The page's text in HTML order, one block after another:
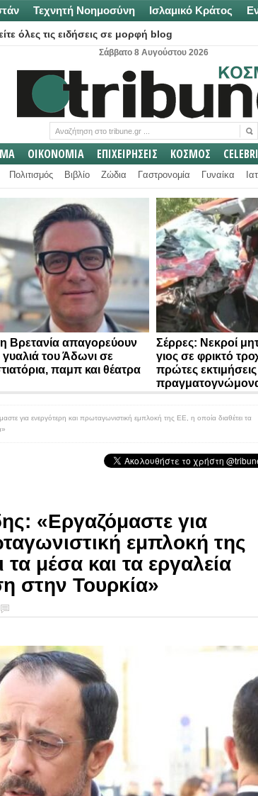
Τεχνητή Νοημοσύνη Ισλαμικό Κράτος
όλες τις ειδήσεις σε μορφή blog
Σάββατο 8 Αυγούστου 2026
ΟΙΚΟΝΟΜΙΑ ΕΠΙΧΕΙΡΗΣΕΙΣ ΚΟΣΜΟΣ
Πολιτισμός Βιβλίο Ζώδια Γαστρονομία Γυναίκα
Βρετανία απαγορεύουν
γυαλιά του Άδωνι σε
παμπ και θέατρα
Σέρρες: Νεκροί
γιος σε φρικτό
πρώτες εκτιμήσεις
για ενεργότερη και πρωταγωνιστική εμπλοκή της ΕΕ, η οποία διαθέτει τα
«Εργαζόμαστε για
εμπλοκή της
τα μέσα και τα εργαλεία
στην Τουρκία»